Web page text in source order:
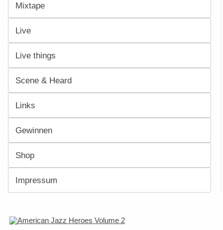
Mixtape
Live
Live things
Scene & Heard
Links
Gewinnen
Shop
Impressum